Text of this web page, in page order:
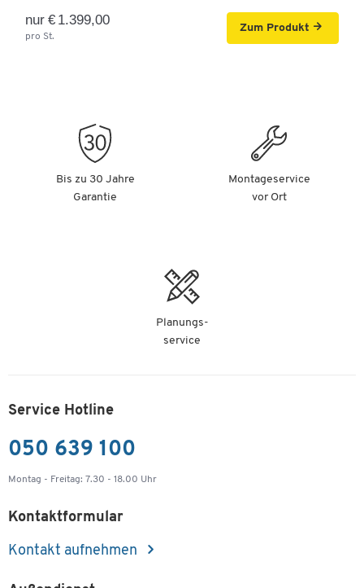
nur € 1.399,00
pro St.
Zum Produkt
Bis zu 30 Jahre
Garantie
Montageservice
vor Ort
Planungs-
service
Service Hotline
050 639 100
Montag - Freitag: 7.30 - 18.00 Uhr
Kontaktformular
Kontakt aufnehmen